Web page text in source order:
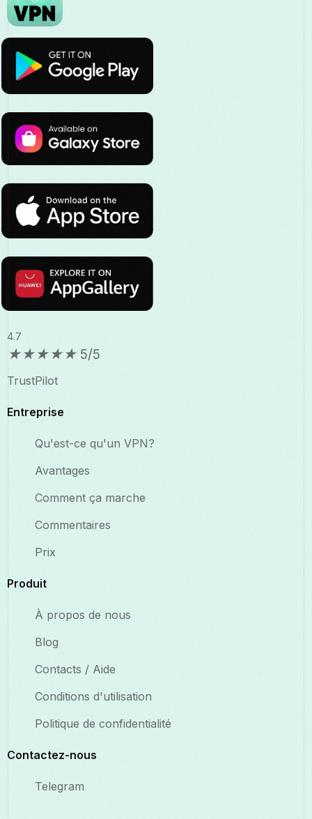
4.7
★★★★★ 5/5
TrustPilot
Entreprise
Qu'est-ce qu'un VPN?
Avantages
Comment ça marche
Commentaires
Prix
Produit
À propos de nous
Blog
Contacts / Aide
Conditions d'utilisation
Politique de confidentialité
Contactez-nous
Telegram